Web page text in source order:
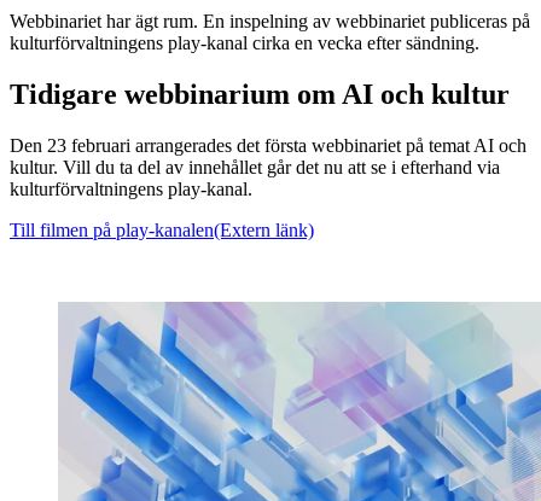
Webbinariet har ägt rum. En inspelning av webbinariet publiceras på
kulturförvaltningens play-kanal cirka en vecka efter sändning.
Tidigare webbinarium om AI och kultur
Den 23 februari arrangerades det första webbinariet på temat AI och
kultur. Vill du ta del av innehållet går det nu att se i efterhand via
kulturförvaltningens play-kanal.
Till filmen på play-kanalen(Extern länk)